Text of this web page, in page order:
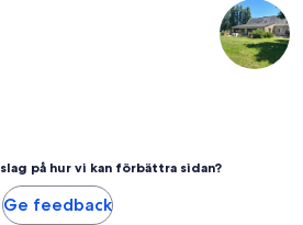
på hur vi kan förbättra sidan?
Ge feedback